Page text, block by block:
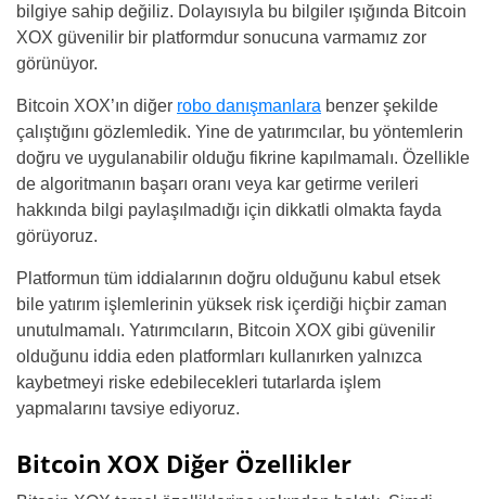
bilgiye sahip değiliz. Dolayısıyla bu bilgiler ışığında Bitcoin
XOX güvenilir bir platformdur sonucuna varmamız zor
görünüyor.
Bitcoin XOX’ın diğer robo danışmanlara benzer şekilde
çalıştığını gözlemledik. Yine de yatırımcılar, bu yöntemlerin
doğru ve uygulanabilir olduğu fikrine kapılmamalı. Özellikle
de algoritmanın başarı oranı veya kar getirme verileri
hakkında bilgi paylaşılmadığı için dikkatli olmakta fayda
görüyoruz.
Platformun tüm iddialarının doğru olduğunu kabul etsek
bile yatırım işlemlerinin yüksek risk içerdiği hiçbir zaman
unutulmamalı. Yatırımcıların, Bitcoin XOX gibi güvenilir
olduğunu iddia eden platformları kullanırken yalnızca
kaybetmeyi riske edebilecekleri tutarlarda işlem
yapmalarını tavsiye ediyoruz.
Bitcoin XOX Diğer Özellikler